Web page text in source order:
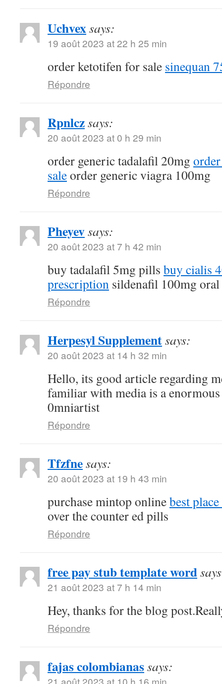
Uchvexsays:
19 août 2023 at 22 h 25 min
order ketotifen for sale sinequan
Répondre
Rpnlczsays:
20 août 2023 at 0 h 29 min
order generic tadalafil 20mg
saleorder generic viagra 100mg
Répondre
Pheyevsays:
20 août 2023 at 7 h 42 min
buy tadalafil 5mg pills buy cialis
prescription sildenafil 100mg oral
Répondre
Herpesyl Supplementsays:
20 août 2023 at 14 h 32 min
Hello, its good article regarding
familiar with media is a
0mniartist
Répondre
Tfzfnesays:
20 août 2023 at 19 h 43 min
purchase mintop onlinebest
over the counter ed pills
Répondre
free pay stub template word
21 août 2023 at 7 h 14 min
Hey, thanks for the blog
Répondre
fajas colombianassays: